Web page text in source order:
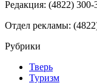
Редакция: (4822) 300-
Отдел рекламы:
Рубрики
Тверь
Туризм